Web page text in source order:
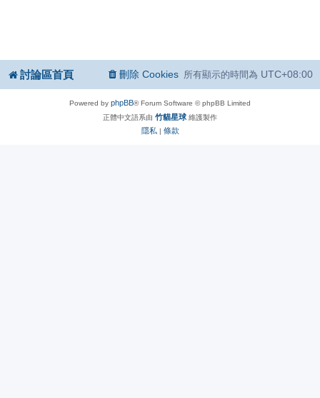
討論區首頁 所有顯示的時間為 UTC+08:00
刪除 Cookies
Powered by phpBB® Forum Software © phpBB Limited
正體中文語系由 竹貓星球 維護製作
隱私| 條款